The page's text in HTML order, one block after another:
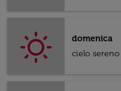
domenica
cielo sereno